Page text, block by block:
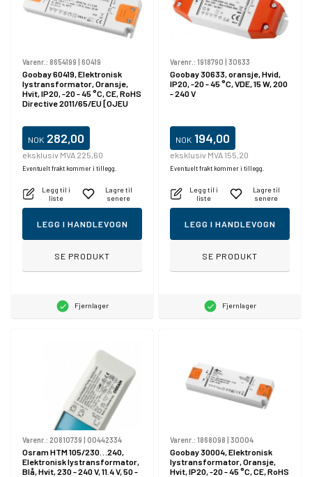
Varenr.: 8654199 | 60419
Goobay 60419, Elektronisk
lystransformator, Oransje,
Hvit, IP20, -20 - 45 °C, CE, RoHS
Directive 2011/65/EU [OJEU
NOK 282,00
eksklusiv MVA 225,60
Eventuelt frakt kommer i tillegg.
Legg til i
liste
Lagre til
senere
LEGG I HANDLEVOGN
SE PRODUKT
Fjernlager
Varenr.: 1918790 | 30633
Goobay 30633, oransje, Hvid,
IP20, -20 - 45 °C, VDE, 15 W, 200
- 240 V
NOK 194,00
eksklusiv MVA 155,20
Eventuelt frakt kommer i tillegg.
Legg til i
liste
Lagre til
senere
LEGG I HANDLEVOGN
SE PRODUKT
Fjernlager
Varenr.: 20810739 O0442334
Osram HTM 105/230…240,
Elektronisk lystransformator,
Blå, Hvit, 230 - 240 V, 11.4 V, 50 -
Varenr.: 1868098 30004
Goobay 30004, Elektronisk
lystransformator, Oransje,
Hvit, IP20, -20 - 45 °C, CE, RoHS